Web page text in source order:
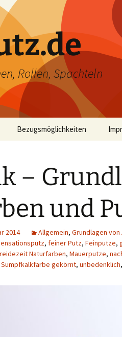
Rollen, Spachteln
Bezugsmöglichkeiten
–
und
2014 Allgemein, Grundlagen
, feiner Putz, Feinputze,
Naturfarben, Mauerputze,
Sumpfkalkfarbe gekörnt, unbedenklich,